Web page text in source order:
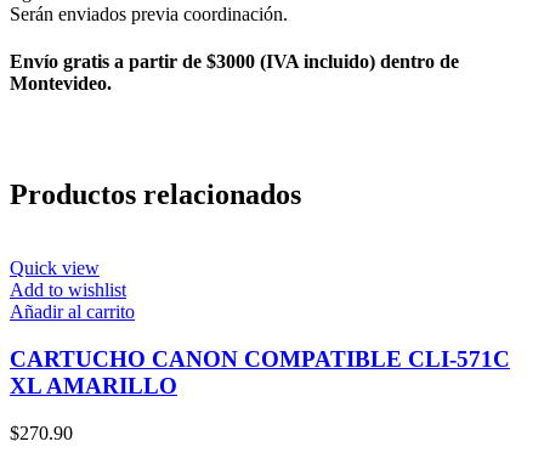
Serán enviados previa coordinación.
Envío gratis a partir de $3000 (IVA incluido) dentro de
Montevideo.
Productos relacionados
Quick view
Add to wishlist
Añadir al carrito
CARTUCHO CANON COMPATIBLE CLI-571C
XL AMARILLO
$270.90